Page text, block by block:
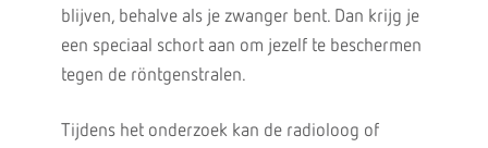
blijven, behalve als je zwanger bent. Dan krijg je
een speciaal schort aan om jezelf te beschermen
tegen de röntgenstralen.
Tijdens het onderzoek kan de radioloog of